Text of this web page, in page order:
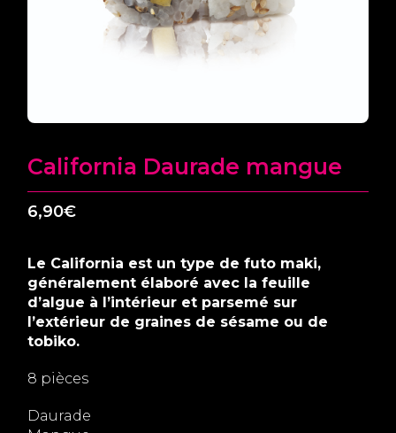
California Daurade mangue
6,90€
Le California est un type de futo maki,
généralement élaboré avec la feuille
d’algue à l’intérieur et parsemé sur
l’extérieur de graines de sésame ou de
tobiko.
8 pièces
Daurade